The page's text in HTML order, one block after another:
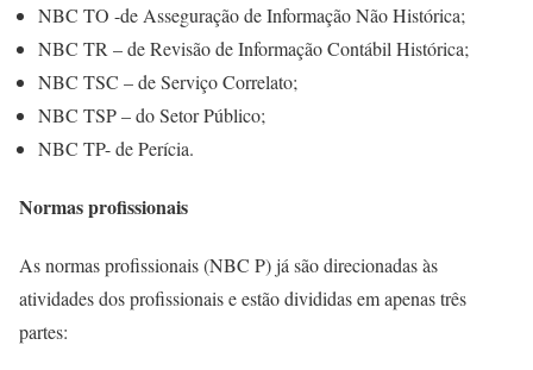
NBC TO -de Asseguração de Informação Não Histórica;
NBC TR – de Revisão de Informação Contábil Histórica;
NBC TSC – de Serviço Correlato;
NBC TSP – do Setor Público;
NBC TP- de Perícia.
Normas profissionais
As normas profissionais (NBC P) já são direcionadas às
atividades dos profissionais e estão divididas em apenas três
partes: